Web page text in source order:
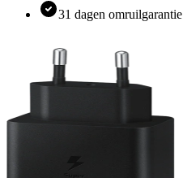
31 dagen omruilgarantie